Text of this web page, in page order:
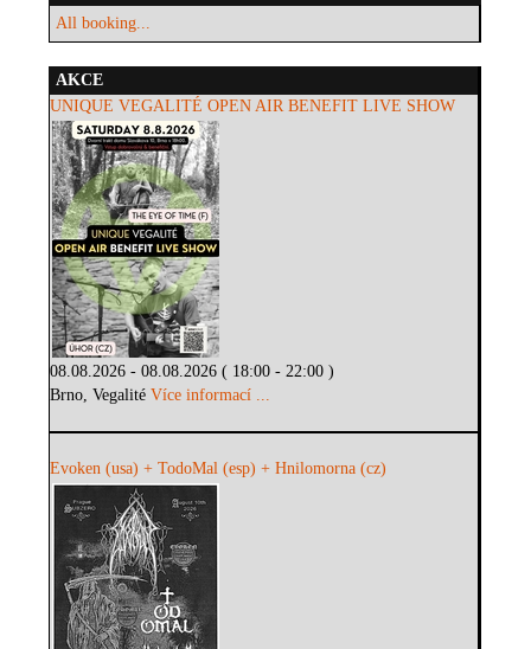
All booking...
AKCE
UNIQUE VEGALITÉ OPEN AIR BENEFIT LIVE SHOW
08.08.2026 - 08.08.2026 ( 18:00 - 22:00 )
Brno, VegalitéVíce informací ...
Evoken (usa) + TodoMal (esp) + Hnilomorna (cz)